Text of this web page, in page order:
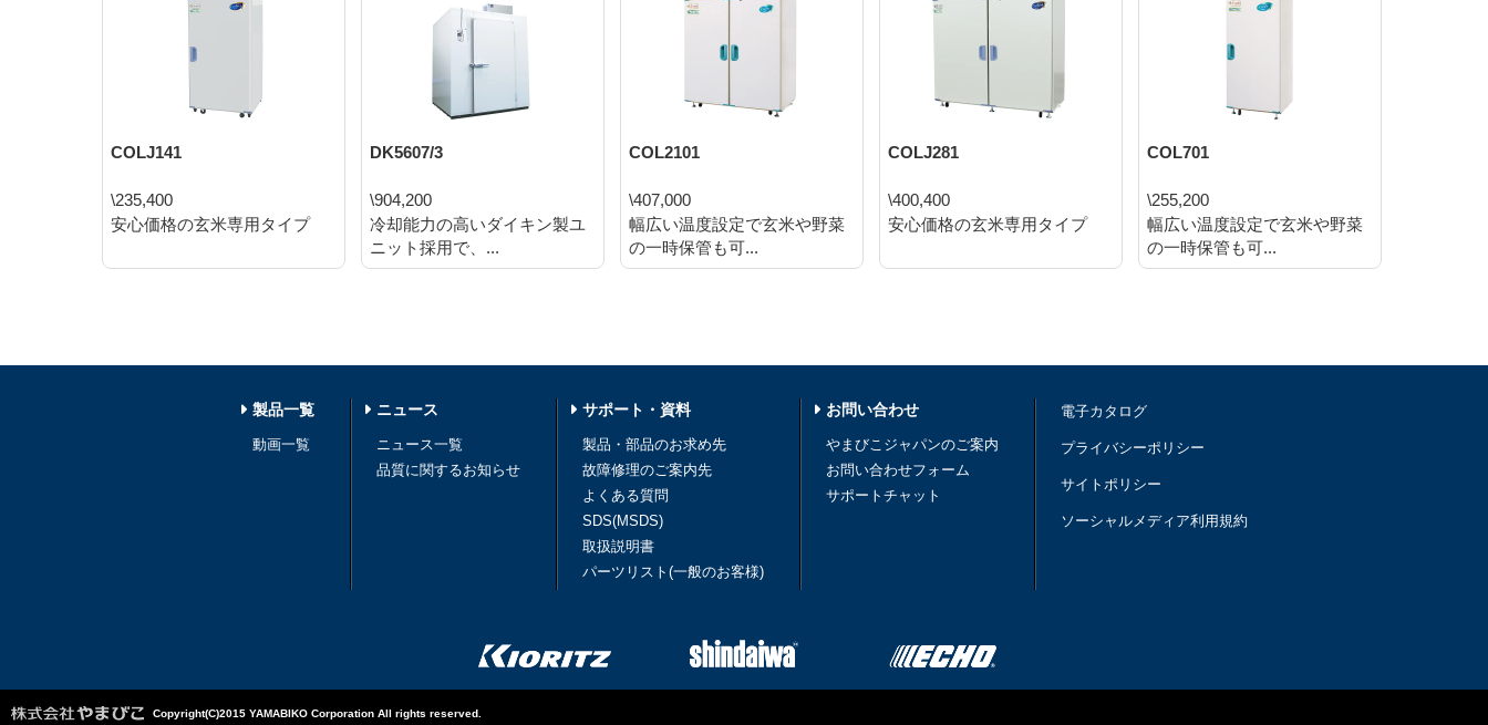
COLJ141
\235,400
安心価格の玄米専用タイプ
DK5607/3
\904,200
冷却能力の高いダイキン製ユ
ニット採用で、...
COL2101
\407,000
幅広い温度設定で玄米や野菜
の一時保管も可...
COLJ281
\400,400
安心価格の玄米専用タイプ
COL701
\255,200
幅広い温度設定で玄米や野菜
の一時保管も可...
製品一覧
動画一覧
ニュース
ニュース一覧
品質に関するお知らせ
サポート・資料
製品・部品のお求め先
故障修理のご案内先
よくある質問
SDS(MSDS)
取扱説明書
パーツリスト(一般のお客様)
お問い合わせ
やまびこジャパンのご案内
お問い合わせフォーム
サポートチャット
電子カタログ
プライバシーポリシー
サイトポリシー
ソーシャルメディア利用規約
Copyright(C)2015 YAMABIKO Corporation All rights reserved.